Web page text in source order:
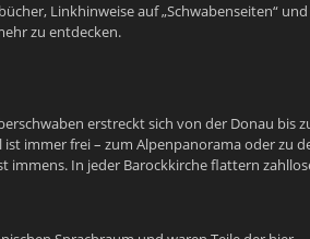
Linkhinweise auf „Schwabenseiten“ und
zu entdecken.
erstreckt sich von der Donau bis
immer frei – zum Alpenpanorama oder zu
immens. In jeder Barockkirche flattern